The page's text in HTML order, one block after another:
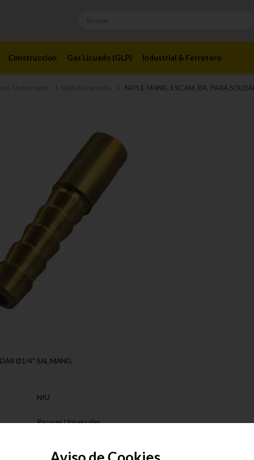
Construcción Gas Licuado (GLP) Industrial & Ferretero
NIPLE MANG. ESCAM. BR. PARA
Ø1/4" SAL.MANG.
NIU
Racores Universales